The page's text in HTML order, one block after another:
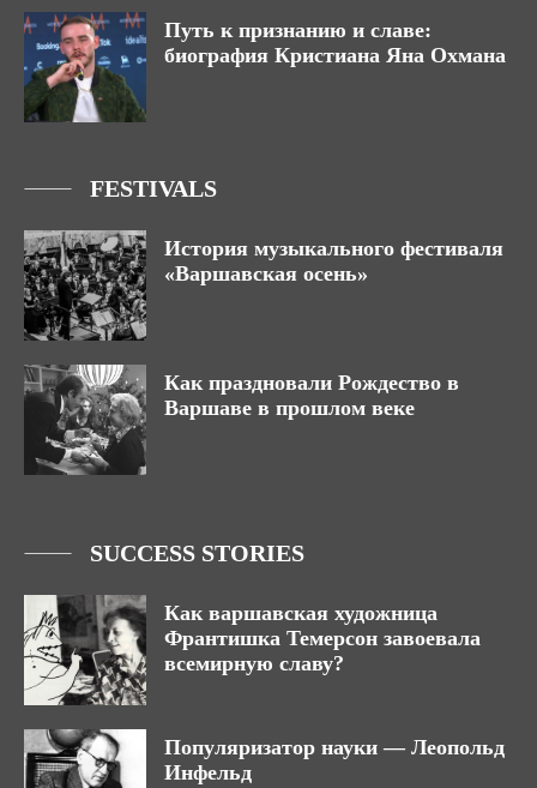
Путь к признанию и славе:
биография Кристиана Яна Охмана
FESTIVALS
История музыкального фестиваля
«Варшавская осень»
Как праздновали Рождество в
Варшаве в прошлом веке
SUCCESS STORIES
Как варшавская художница
Франтишка Темерсон завоевала
всемирную славу?
Популяризатор науки — Леопольд
Инфельд